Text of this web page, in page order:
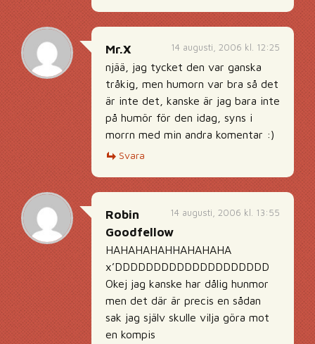
14 augusti, 2006 kl. 12:25
Mr.X
njää, jag tycket den var ganska
tråkig, men humorn var bra så det
är inte det, kanske är jag bara inte
på humör för den idag, syns i
morrn med min andra komentar :)
Svara
14 augusti, 2006 kl. 13:55
Robin
Goodfellow
HAHAHAHAHHAHAHAHA
x’DDDDDDDDDDDDDDDDDDDD
Okej jag kanske har dålig hunmor
men det där är precis en sådan
sak jag själv skulle vilja göra mot
en kompis